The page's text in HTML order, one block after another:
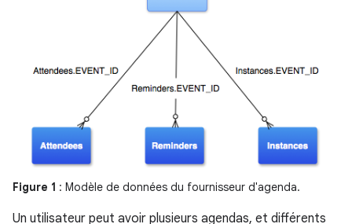
Figure 1 : Modèle de données du fournisseur d'agenda.
Un utilisateur peut avoir plusieurs agendas, et différents